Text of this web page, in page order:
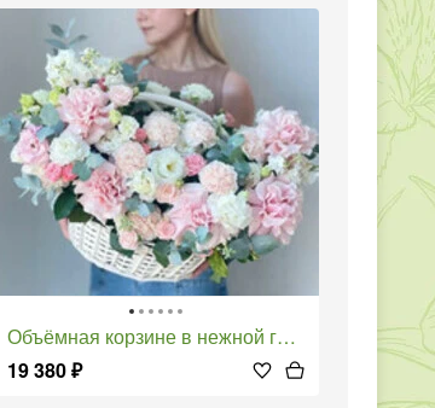
Объёмная корзине в нежной гамме
19 380₽